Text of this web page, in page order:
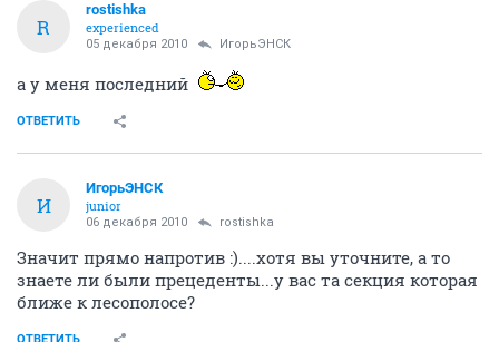
R
rostishka
experienced
05 декабря 2010 ИгорьЭНСК
а у меня последний
ОТВЕТИТЬ
И
ИгорьЭНСК
junior
06 декабря 2010 rostishka
Значит прямо напротив :)....хотя вы уточните, а то
знаете ли были прецеденты...у вас та секция которая
ближе к лесополосе?